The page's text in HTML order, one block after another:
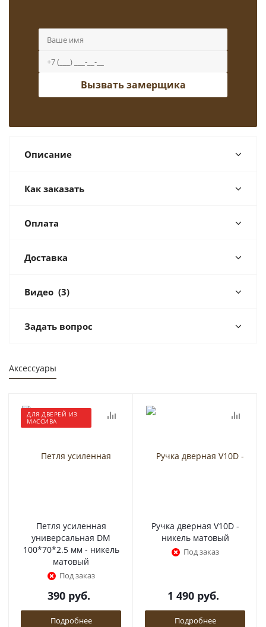
Вызвать замерщика
Описание
Как заказать
Оплата
Доставка
Видео (3)
Задать вопрос
Аксессуары
ДЛЯ ДВЕРЕЙ ИЗ
МАССИВА
Петля усиленная
универсальная DM
100*70*2.5 мм - никель
матовый
Под заказ
390 руб.
Подробнее
Ручка дверная V10D -
никель матовый
Под заказ
1 490 руб.
Подробнее